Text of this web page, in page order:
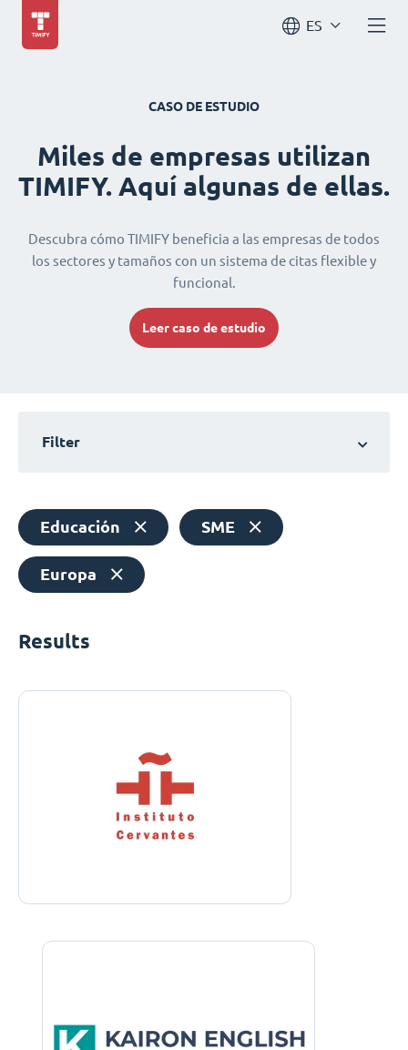
ES
CASO DE ESTUDIO
Miles de empresas utilizan
TIMIFY. Aquí algunas de ellas.
Descubra cómo TIMIFY beneficia a las empresas de todos
los sectores y tamaños con un sistema de citas flexible y
funcional.
Leer caso de estudio
Filter
Educación SME
Europa
Results